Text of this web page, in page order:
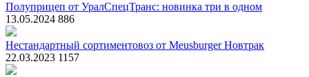
Полуприцеп от УралСпецТранс: новинка три в одном
13.05.2024 886
Нестандартный сортиментовоз от Meusburger Новтрак
22.03.2023 1157